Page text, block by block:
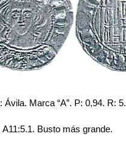
Ávila. Marca “A”. P: 0,94. R: 5.
A11:5.1. Busto más grande.